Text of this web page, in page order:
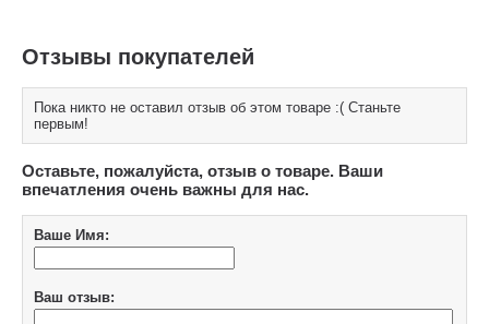
Отзывы покупателей
Пока никто не оставил отзыв об этом товаре :( Станьте
первым!
Оставьте, пожалуйста, отзыв о товаре. Ваши
впечатления очень важны для нас.
Ваше Имя:
Ваш отзыв: